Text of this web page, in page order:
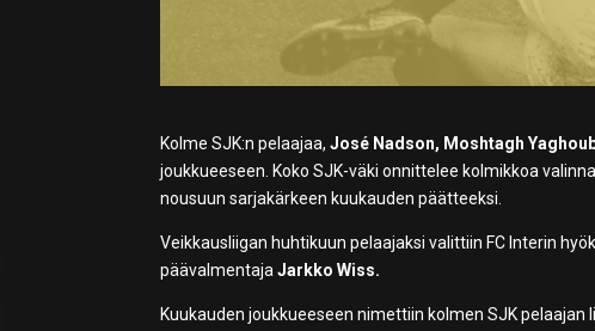
Kolme SJK:n pelaajaa,José Nadson, Moshtagh
joukkueeseen. Koko SJK-väki onnittelee kolmikkoa
nousuun sarjakärkeen kuukauden päätteeksi.
Veikkausliigan huhtikuun pelaajaksi valittiin FC Interin
päävalmentajaJarkko Wiss.
Kuukauden joukkueeseen nimettiin kolmen SJK pelaajan